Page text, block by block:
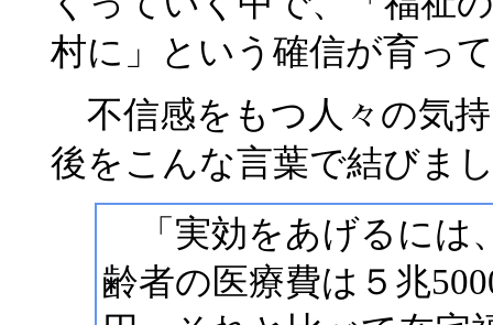
村に」という確信が育っ
不信感をもつ人々の気
後をこんな言葉で結びま
「実効をあげるには
齢者の医療費は５兆